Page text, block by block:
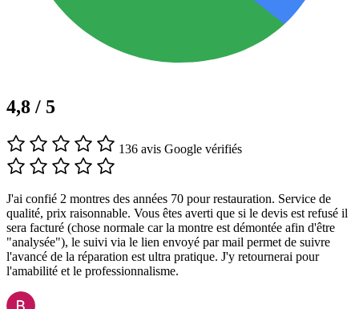
4,8 / 5
136 avis Google vérifiés
J'ai confié 2 montres des années 70 pour restauration. Service de
qualité, prix raisonnable. Vous êtes averti que si le devis est refusé il
sera facturé (chose normale car la montre est démontée afin d'être
"analysée"), le suivi via le lien envoyé par mail permet de suivre
l'avancé de la réparation est ultra pratique. J'y retournerai pour
l'amabilité et le professionnalisme.